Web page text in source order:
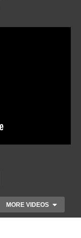
MORE VIDEOS